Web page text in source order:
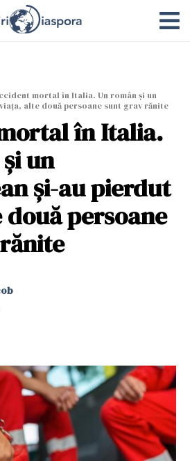
mortal în Italia. Un român și un
alte două persoane sunt grav rănite
în Italia.
un
și-au pierdut
persoane